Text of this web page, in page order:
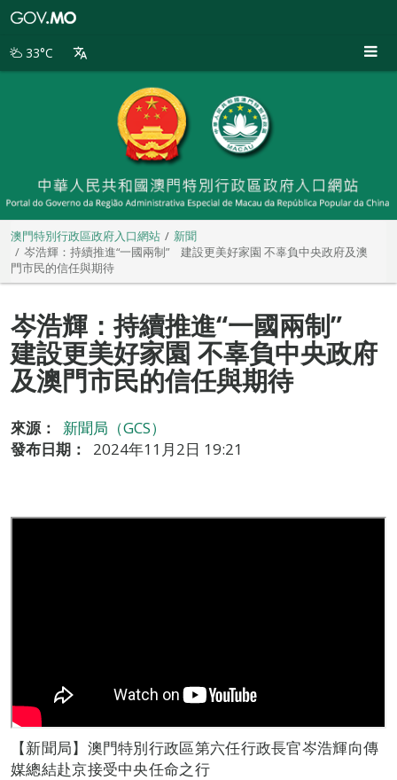
別
33°C
澳門特別行政區政府入口網站
新聞
岑浩輝：持續推進“一國兩制” 建設更美好家園 不辜負中央政府及澳
門市民的信任與期待
岑浩輝：持續推進“一國兩制”
建設更美好家園 不辜負中央政府
及澳門市民的信任與期待
來源：
新聞局（GCS）
發布日期：
2024年11月2日 19:21
【新聞局】澳門特別行政區第六任行政長官岑浩輝向傳
媒總結赴京接受中央任命之行